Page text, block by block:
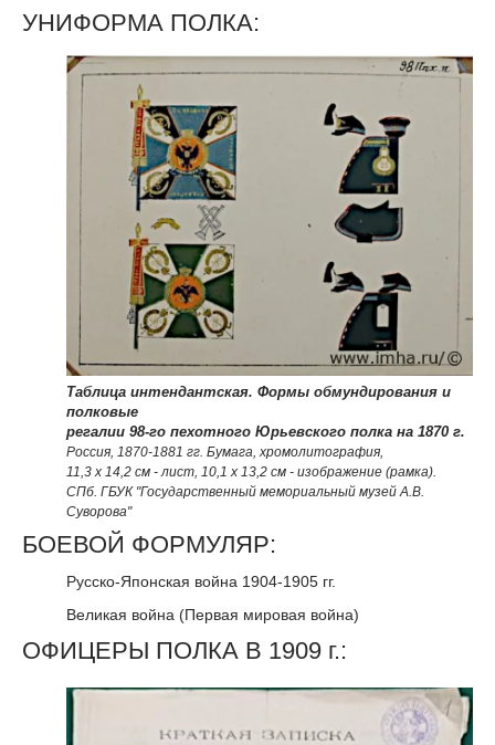
УНИФОРМА ПОЛКА:
Таблица интендантская. Формы обмундирования и
полковые
регалии 98-го пехотного Юрьевского полка на 1870 г.
Россия, 1870-1881 гг. Бумага, хромолитография,
11,3 х 14,2 см - лист, 10,1 х 13,2 см - изображение (рамка).
СПб. ГБУК "Государственный мемориальный музей А.В.
Суворова"
БОЕВОЙ ФОРМУЛЯР:
Русско-Японская война 1904-1905 гг.
Великая война (Первая мировая война)
ОФИЦЕРЫ ПОЛКА В 1909 г.: